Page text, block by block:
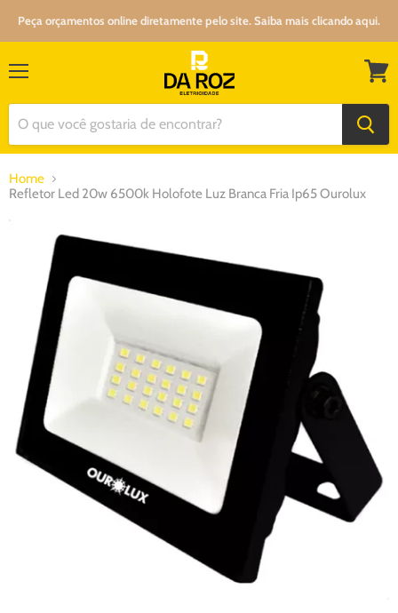
Peça orçamentos online diretamente pelo site. Saiba mais clicando aqui.
Home
Refletor Led 20w 6500k Holofote Luz Branca Fria Ip65 Ourolux